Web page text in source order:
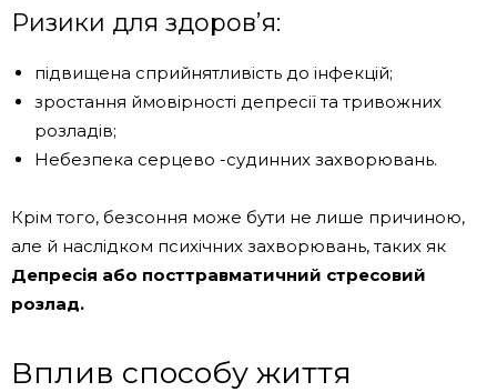
Ризики для здоров’я:
підвищена сприйнятливість до інфекцій;
зростання ймовірності депресії та тривожних
розладів;
Небезпека серцево -судинних захворювань.
Крім того, безсоння може бути не лише причиною,
але й наслідком психічних захворювань, таких як
Депресія або посттравматичний стресовий
розлад.
Вплив способу життя